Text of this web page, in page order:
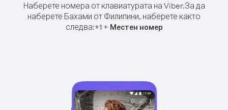
Наберете номера от клавиатурата на Viber.За да
наберете Бахами от Филипини, наберете както
следва:+1+ Местен номер